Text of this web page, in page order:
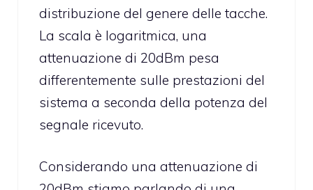
distribuzione del genere delle tacche.
La scala è logaritmica, una
attenuazione di 20dBm pesa
differentemente sulle prestazioni del
sistema a seconda della potenza del
segnale ricevuto.
Considerando una attenuazione di